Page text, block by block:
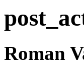
Roman